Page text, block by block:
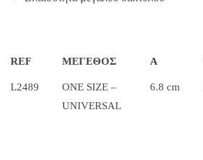
REF ΜΕΓΕΘΟΣ Α
L2489
ONE SIZE –
UNIVERSAL
6.8 cm